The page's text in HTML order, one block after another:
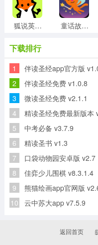
狐说英语免费原版 童话故事屋手机版
盾讯看看免费原版 呱呱蜂乐园官方版
乱弹琴手机正版 快乐点读原版
下载排行
1 伴读圣经app官方版
2 伴读圣经免费 v1.0.8
3 微读圣经免费 v2.1.1
4 精读圣经免费最新版本
5 中考必备 v3.7.9
6 精读圣书 v1.3
7 口袋动物园安卓版 v2.7
8 佳弈少儿围棋 v8.3.1.4
9 熊猫绘画app官网版
10 云中苏大app v7.5.9
返回首页